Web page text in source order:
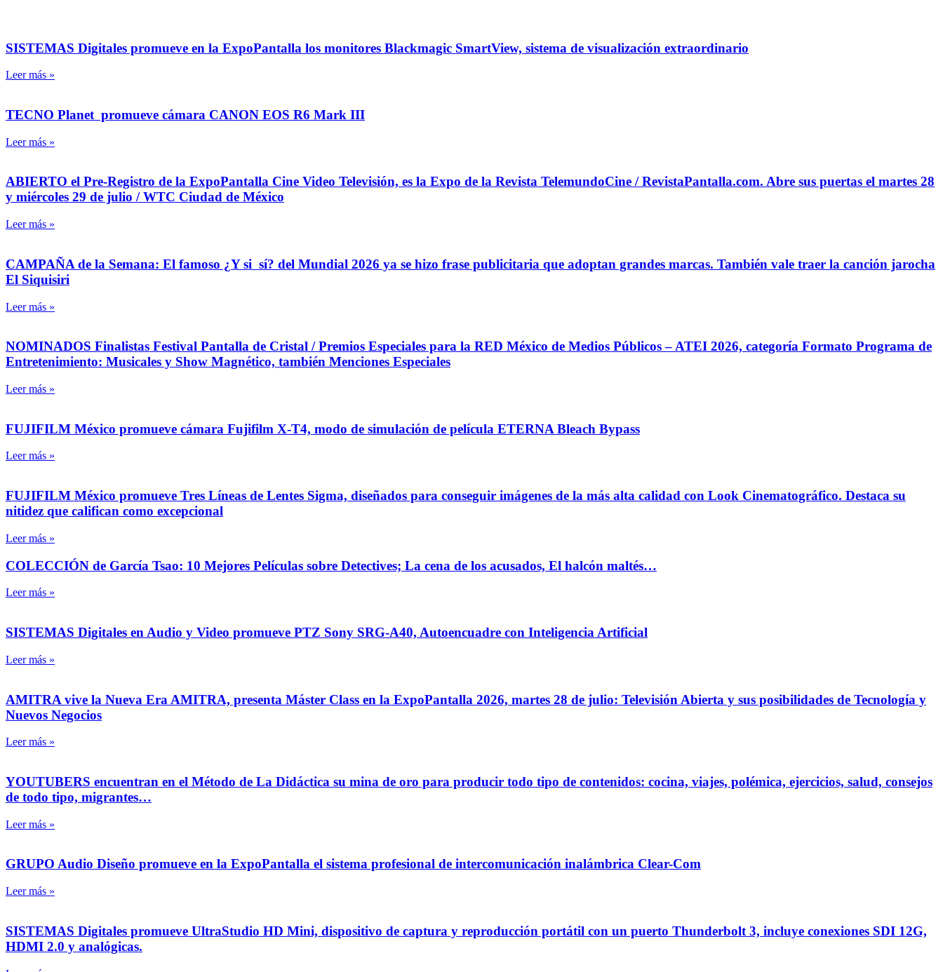
SISTEMAS Digitales promueve en la ExpoPantalla los monitores Blackmagic SmartView, sistema de visualización extraordinario
Leer más »
TECNO Planet promueve cámara CANON EOS R6 Mark III
Leer más »
ABIERTO el Pre-Registro de la ExpoPantalla Cine Video Televisión, es la Expo de la Revista TelemundoCine / RevistaPantalla.com. Abre sus puertas el martes 28
y miércoles 29 de julio / WTC Ciudad de México
Leer más »
CAMPAÑA de la Semana: El famoso ¿Y si sí? del Mundial 2026 ya se hizo frase publicitaria que adoptan grandes marcas. También vale traer la canción jarocha
El Siquisiri
Leer más »
NOMINADOS Finalistas Festival Pantalla de Cristal / Premios Especiales para la RED México de Medios Públicos – ATEI 2026, categoría Formato Programa de
Entretenimiento: Musicales y Show Magnético, también Menciones Especiales
Leer más »
FUJIFILM México promueve cámara Fujifilm X-T4, modo de simulación de película ETERNA Bleach Bypass
Leer más »
FUJIFILM México promueve Tres Líneas de Lentes Sigma, diseñados para conseguir imágenes de la más alta calidad con Look Cinematográfico. Destaca su
nitidez que califican como excepcional
Leer más »
COLECCIÓN de García Tsao: 10 Mejores Películas sobre Detectives; La cena de los acusados, El halcón maltés…
Leer más »
SISTEMAS Digitales en Audio y Video promueve PTZ Sony SRG-A40, Autoencuadre con Inteligencia Artificial
Leer más »
AMITRA vive la Nueva Era AMITRA, presenta Máster Class en la ExpoPantalla 2026, martes 28 de julio: Televisión Abierta y sus posibilidades de Tecnología y
Nuevos Negocios
Leer más »
YOUTUBERS encuentran en el Método de La Didáctica su mina de oro para producir todo tipo de contenidos: cocina, viajes, polémica, ejercicios, salud, consejos
de todo tipo, migrantes…
Leer más »
GRUPO Audio Diseño promueve en la ExpoPantalla el sistema profesional de intercomunicación inalámbrica Clear-Com
Leer más »
SISTEMAS Digitales promueve UltraStudio HD Mini, dispositivo de captura y reproducción portátil con un puerto Thunderbolt 3, incluye conexiones SDI 12G,
HDMI 2.0 y analógicas.